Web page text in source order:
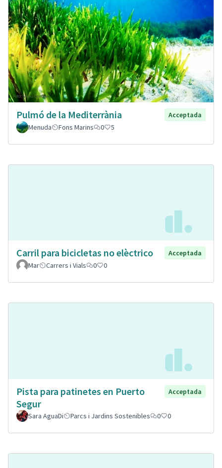
Pulmó de la Mediterrània
Acceptada
Menuda
Fons Marins 0 5
Carril para bicicletas no elèctrico
Acceptada
Mar
Carrers i Vials 0 0
Pista para patinetes en Puerto
Segur
Acceptada
Sara AguaDi Parcs i Jardins Sostenibles 0 0